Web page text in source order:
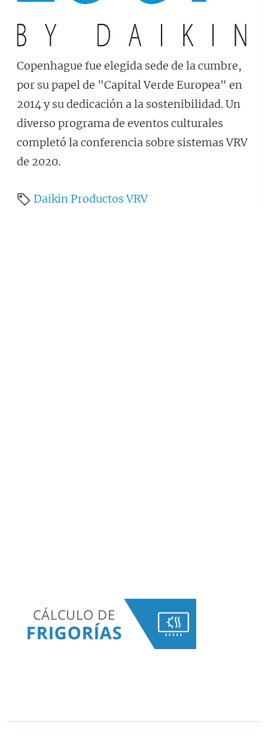
Copenhague fue elegida sede de la cumbre,
por su papel de "Capital Verde Europea" en
2014 y su dedicación a la sostenibilidad. Un
diverso programa de eventos culturales
completó la conferencia sobre sistemas VRV
de 2020.
Daikin Productos VRV